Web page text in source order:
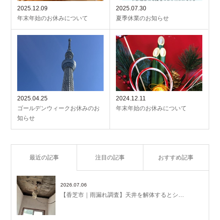
2025.12.09
年末年始のお休みについて
2025.07.30
夏季休業のお知らせ
2025.04.25
ゴールデンウィークお休みのお
知らせ
2024.12.11
年末年始のお休みについて
最近の記事 注目の記事 おすすめ記事
2026.07.06
【香芝市｜雨漏れ調査】天井を解体するとシ…